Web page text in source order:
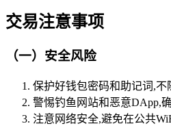
交易注意事项
（一）安全风险
保护好钱包密码和助记词,不
警惕钓鱼网站和恶意DApp,
注意网络安全,避免在公共